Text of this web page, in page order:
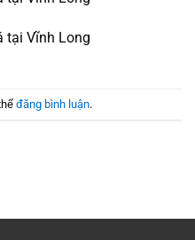
tại Vĩnh Long
đăng bình luận.